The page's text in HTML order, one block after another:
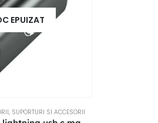
EPUIZAT
, SUPORTURI SI ACCESORII